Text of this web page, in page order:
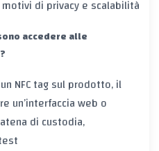
di privacy e scalabilità
accedere alle
NFC tag sul prodotto, il
un’interfaccia web o
di custodia,